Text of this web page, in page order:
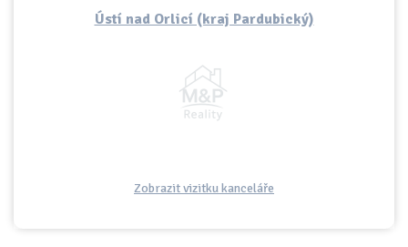
Ústí nad Orlicí (kraj Pardubický)
Zobrazit vizitku kanceláře